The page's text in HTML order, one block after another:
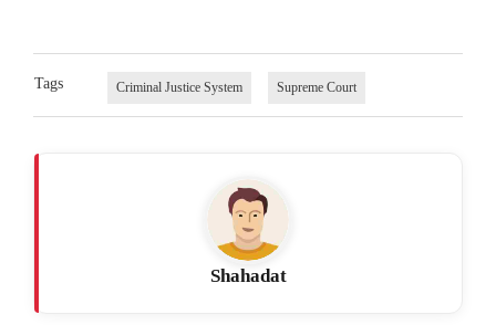
Tags Criminal Justice System Supreme Court
Shahadat